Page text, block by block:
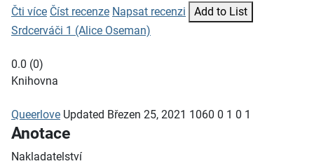
Čti více Číst recenze Napsat recenzi
Add to List
Srdcerváči 1 (Alice Oseman)
0.0 (0)
Knihovna
Queerlove Updated Březen 25, 2021 1060 0 1 0 1
Anotace
Nakladatelství